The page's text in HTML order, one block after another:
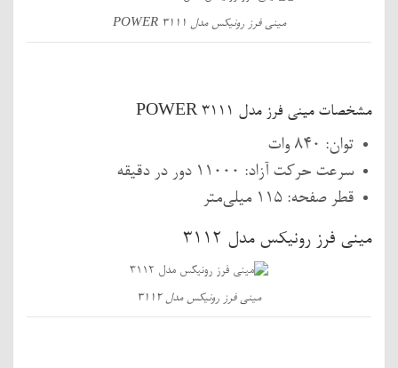
مینی فرز رونیکس مدل 3111 POWER
مشخصات مینی فرز مدل 3111 POWER
توان: 840 وات
سرعت حرکت آزاد: 11000 دور در دقیقه
قطر صفحه: 115 میلی‌متر
مینی فرز رونیکس مدل 3112
مینی فرز رونیکس مدل 3112